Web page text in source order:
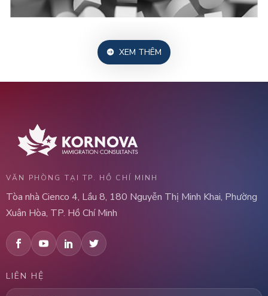
XEM THÊM
VĂN PHÒNG TẠI TP. HỒ CHÍ MINH
Tòa nhà Cienco 4, Lầu 8, 180 Nguyễn Thị Minh Khai, Phường
Xuân Hòa, TP. Hồ Chí Minh
LIÊN HỆ